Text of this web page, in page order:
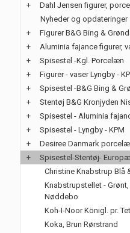
+
Dahl Jensen figurer,
Nyheder og opdateringer
+
Figurer B&G Bing &
+
Aluminia fajance figurer,
+
Spisestel -Kgl. Porcelæn
+
Figurer - vaser Lyngby -
+
Spisestel -B&G Bing &
+
Stentøj B&G Kronjyden
+
Spisestel - Aluminia
+
Spisestel - Lyngby - KPM
+
Desiree Danmark
+
Spisestel-Stentøj-
Christine Knabstrup Blå
Knabstrupstellet -
Nøddebo
Koh-I-Noor Königl. pr.
Koka, Brun Rørstrand